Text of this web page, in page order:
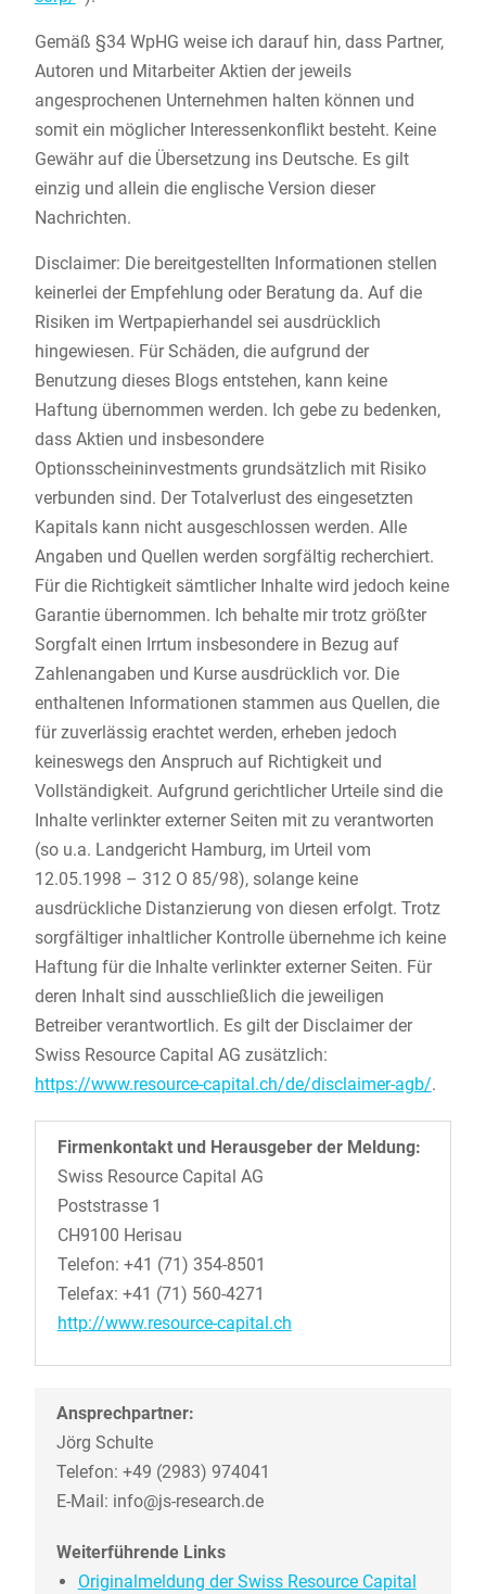
Gemäß §34 WpHG weise ich darauf hin, dass Partner,
Autoren und Mitarbeiter Aktien der jeweils
angesprochenen Unternehmen halten können und
somit ein möglicher Interessenkonflikt besteht. Keine
Gewähr auf die Übersetzung ins Deutsche. Es gilt
einzig und allein die englische Version dieser
Nachrichten.
Disclaimer: Die bereitgestellten Informationen stellen
keinerlei der Empfehlung oder Beratung da. Auf die
Risiken im Wertpapierhandel sei ausdrücklich
hingewiesen. Für Schäden, die aufgrund der
Benutzung dieses Blogs entstehen, kann keine
Haftung übernommen werden. Ich gebe zu bedenken,
dass Aktien und insbesondere
Optionsscheininvestments grundsätzlich mit Risiko
verbunden sind. Der Totalverlust des eingesetzten
Kapitals kann nicht ausgeschlossen werden. Alle
Angaben und Quellen werden sorgfältig recherchiert.
Für die Richtigkeit sämtlicher Inhalte wird jedoch keine
Garantie übernommen. Ich behalte mir trotz größter
Sorgfalt einen Irrtum insbesondere in Bezug auf
Zahlenangaben und Kurse ausdrücklich vor. Die
enthaltenen Informationen stammen aus Quellen, die
für zuverlässig erachtet werden, erheben jedoch
keineswegs den Anspruch auf Richtigkeit und
Vollständigkeit. Aufgrund gerichtlicher Urteile sind die
Inhalte verlinkter externer Seiten mit zu verantworten
(so u.a. Landgericht Hamburg, im Urteil vom
12.05.1998 – 312 O 85/98), solange keine
ausdrückliche Distanzierung von diesen erfolgt. Trotz
sorgfältiger inhaltlicher Kontrolle übernehme ich keine
Haftung für die Inhalte verlinkter externer Seiten. Für
deren Inhalt sind ausschließlich die jeweiligen
Betreiber verantwortlich. Es gilt der Disclaimer der
Swiss Resource Capital AG zusätzlich:
https://www.resource-capital.ch/de/disclaimer-agb/.
Firmenkontakt und Herausgeber der Meldung:
Swiss Resource Capital AG
Poststrasse 1
CH9100 Herisau
Telefon: +41 (71) 354-8501
Telefax: +41 (71) 560-4271
http://www.resource-capital.ch
Ansprechpartner:
Jörg Schulte
Telefon: +49 (2983) 974041
E-Mail: info@js-research.de
Weiterführende Links
Originalmeldung der Swiss Resource Capital